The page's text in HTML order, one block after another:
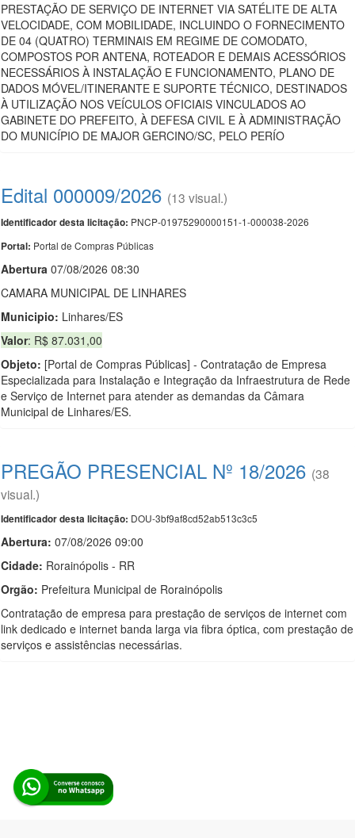
PRESTAÇÃO DE SERVIÇO DE INTERNET VIA SATÉLITE DE ALTA
VELOCIDADE, COM MOBILIDADE, INCLUINDO O FORNECIMENTO
DE 04 (QUATRO) TERMINAIS EM REGIME DE COMODATO,
COMPOSTOS POR ANTENA, ROTEADOR E DEMAIS ACESSÓRIOS
NECESSÁRIOS À INSTALAÇÃO E FUNCIONAMENTO, PLANO DE
DADOS MÓVEL/ITINERANTE E SUPORTE TÉCNICO, DESTINADOS
À UTILIZAÇÃO NOS VEÍCULOS OFICIAIS VINCULADOS AO
GABINETE DO PREFEITO, À DEFESA CIVIL E À ADMINISTRAÇÃO
DO MUNICÍPIO DE MAJOR GERCINO/SC, PELO PERÍO
Edital 000009/2026 (13 visual.)
Identificador desta licitação: PNCP-01975290000151-1-000038-2026
Portal: Portal de Compras Públicas
Abertura 07/08/2026 08:30
CAMARA MUNICIPAL DE LINHARES
Municipio: Linhares/ES
Valor: R$ 87.031,00
Objeto: [Portal de Compras Públicas] - Contratação de Empresa
Especializada para Instalação e Integração da Infraestrutura de Rede
e Serviço de Internet para atender as demandas da Câmara
Municipal de Linhares/ES.
PREGÃO PRESENCIAL Nº 18/2026 (38
visual.)
Identificador desta licitação: DOU-3bf9af8cd52ab513c3c5
Abertura: 07/08/2026 09:00
Cidade: Rorainópolis - RR
Orgão: Prefeitura Municipal de Rorainópolis
Contratação de empresa para prestação de serviços de internet com
link dedicado e internet banda larga via fibra óptica, com prestação de
serviços e assistências necessárias.